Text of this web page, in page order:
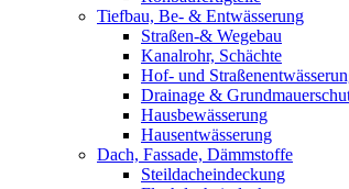
Tiefbau, Be- & Entwässerung
Straßen-& Wegebau
Kanalrohr, Schächte
Hof- und
Drainage &
Hausbewässerung
Hausentwässerung
Dach, Fassade, Dämmstoffe
Steildacheindeckung